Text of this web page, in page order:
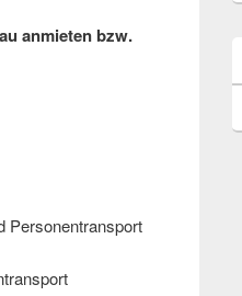
anmieten bzw.
Personentransport